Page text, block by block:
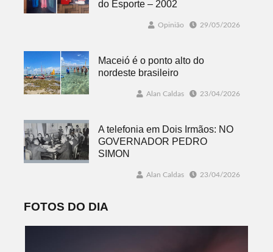
do Esporte – 2002
Opinião 29/05/2026
Maceió é o ponto alto do
nordeste brasileiro
Alan Caldas 23/04/2026
A telefonia em Dois Irmãos: NO
GOVERNADOR PEDRO
SIMON
Alan Caldas 23/04/2026
FOTOS DO DIA